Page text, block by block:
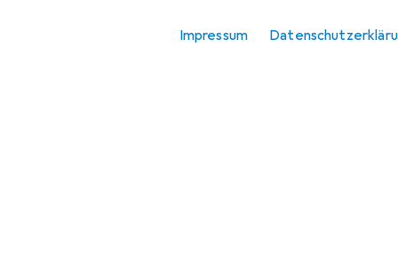
Impressum